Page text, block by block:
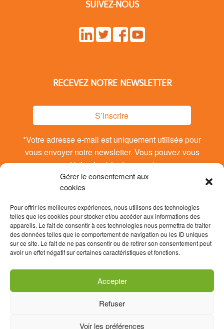
Gérer le consentement aux
cookies
Pour offrir les meilleures expériences, nous utilisons des technologies
telles que les cookies pour stocker et/ou accéder aux informations des
appareils. Le fait de consentir à ces technologies nous permettra de traiter
des données telles que le comportement de navigation ou les ID uniques
sur ce site. Le fait de ne pas consentir ou de retirer son consentement peut
avoir un effet négatif sur certaines caractéristiques et fonctions.
Accepter
Refuser
Voir les préférences
SUIVEZ-NOUS
RECEVEZ NOTRE NEWSLETTER
S’inscrire
*Votre adresse e-mail est uniquement utilisée pour
vous envoyer notre newsletter. Vous pouvez vous
désinsrire à tout moment.
Données personnelles / RGPD